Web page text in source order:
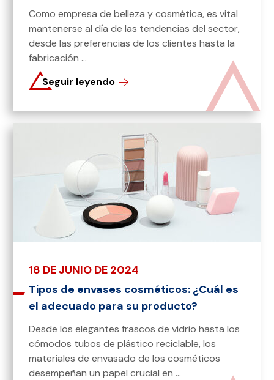
Como empresa de belleza y cosmética, es vital
mantenerse al día de las tendencias del sector,
desde las preferencias de los clientes hasta la
fabricación ...
Seguir leyendo
18 DE JUNIO DE 2024
Tipos de envases cosméticos: ¿Cuál es
el adecuado para su producto?
Desde los elegantes frascos de vidrio hasta los
cómodos tubos de plástico reciclable, los
materiales de envasado de los cosméticos
desempeñan un papel crucial en ...